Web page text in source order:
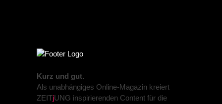
Kurz und gut.
Als unabhängiges Online-Magazin kreiert
ZEITjUNG inspirierenden Content für die